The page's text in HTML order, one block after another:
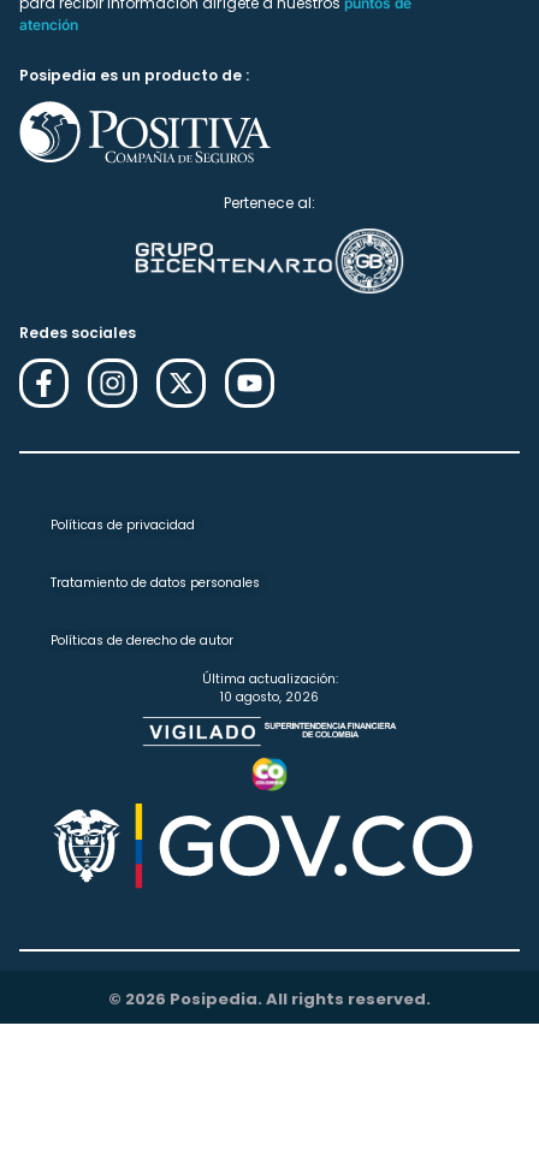
atención
Posipedia es un producto de :
Pertenece al:
Redes sociales
Políticas de privacidad
Tratamiento de datos personales
Políticas de derecho de autor
Última actualización:
10 agosto, 2026
© 2026 Posipedia. All rights reserved.